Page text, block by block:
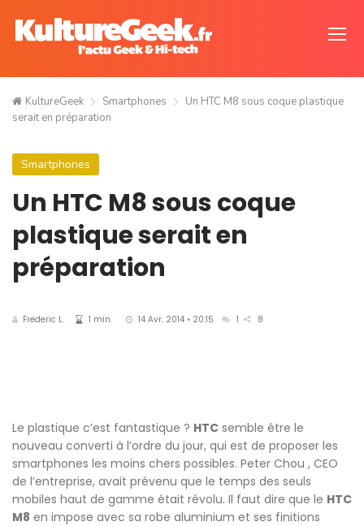
KultureGeek Smartphones
Un HTC M8 sous coque plastique
serait en préparation
Smartphones
Un HTC M8 sous coque
plastique serait en
préparation
Frederic L. 1 min. 14 Avr. 2014 • 20:15 1 8
Le plastique c’est fantastique ? HTC semble être le
nouveau converti à l’ordre du jour, qui est de proposer les
smartphones les moins chers possibles. Peter Chou , CEO
de l’entreprise, avait prévenu que le temps des seuls
mobiles haut de gamme était révolu. Il faut dire que le HTC
M8 en impose avec sa robe aluminium et ses finitions